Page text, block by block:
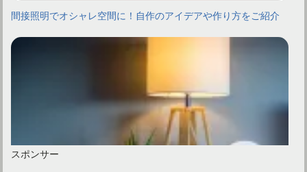
間接照明でオシャレ空間に！自作のアイデアや作り方をご紹介
スポンサー